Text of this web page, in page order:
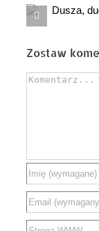
Zostaw
Comment